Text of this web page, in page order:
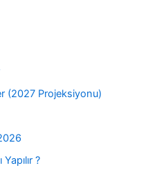
(2027 Projeksiyonu)
?